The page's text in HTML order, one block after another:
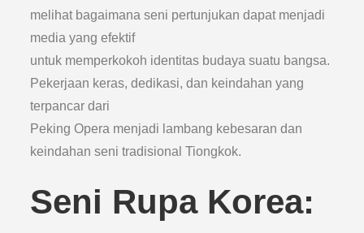
melihat bagaimana seni pertunjukan dapat menjadi
media yang efektif
untuk memperkokoh identitas budaya suatu bangsa.
Pekerjaan keras, dedikasi, dan keindahan yang
terpancar dari
Peking Opera menjadi lambang kebesaran dan
keindahan seni tradisional Tiongkok.
Seni Rupa Korea: